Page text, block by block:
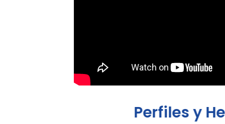
Perfiles y